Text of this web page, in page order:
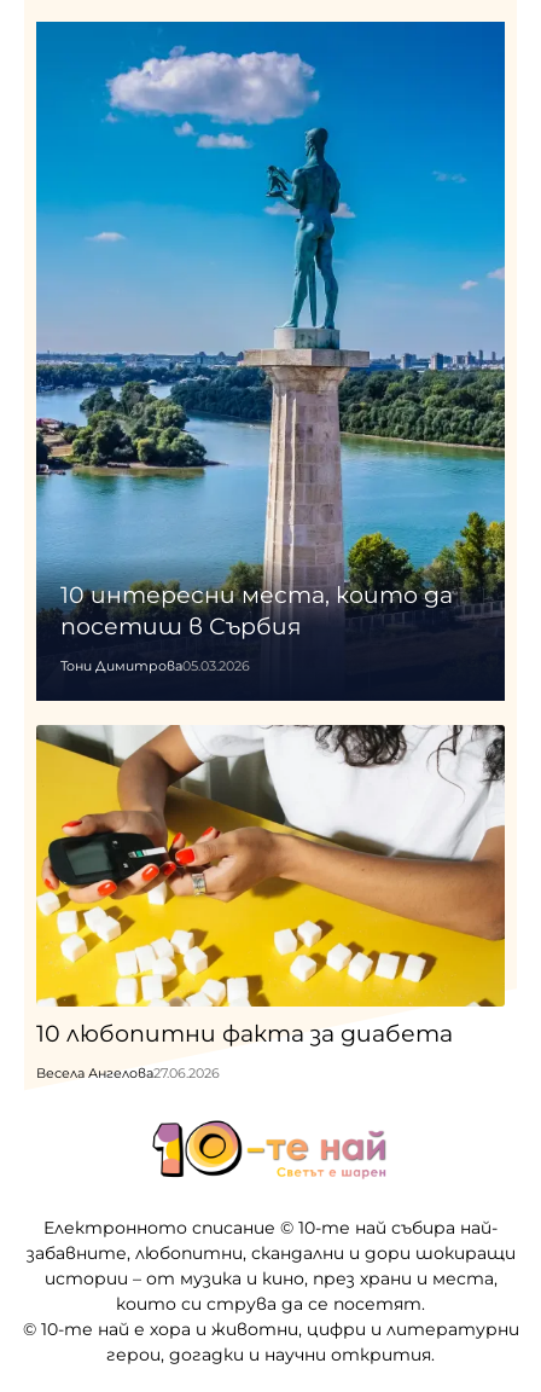
10 интересни места, които да
посетиш в Сърбия
Тони Димитрова05.03.2026
10 любопитни факта за диабета
Весела Ангелова27.06.2026
Електронното списание © 10-те най събира най-
забавните, любопитни, скандални и дори шокиращи
истории – от музика и кино, през храни и места,
които си струва да се посетят.
© 10-те най е хора и животни, цифри и литературни
герои, догадки и научни открития.